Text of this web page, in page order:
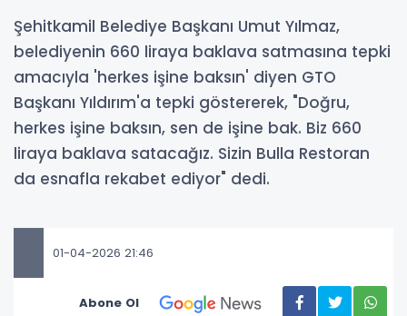
Şehitkamil Belediye Başkanı Umut Yılmaz,
belediyenin 660 liraya baklava satmasına tepki
amacıyla 'herkes işine baksın' diyen GTO
Başkanı Yıldırım'a tepki göstererek, "Doğru,
herkes işine baksın, sen de işine bak. Biz 660
liraya baklava satacağız. Sizin Bulla Restoran
da esnafla rekabet ediyor" dedi.
01-04-2026 21:46
Abone Ol